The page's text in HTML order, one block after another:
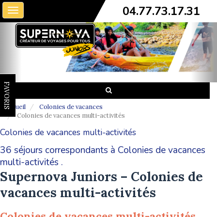
Toggle
navigation
04.77.73.17.31
FAVORIS
Accueil
Colonies de vacances
Colonies de vacances multi-activités
Colonies de vacances multi-activités
36 séjours correspondants à Colonies de vacances
multi-activités .
Supernova Juniors – Colonies de
vacances multi-activités